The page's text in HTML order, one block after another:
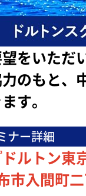
をいただ
のもと
す。
ナー詳細
ルトン東
入間町